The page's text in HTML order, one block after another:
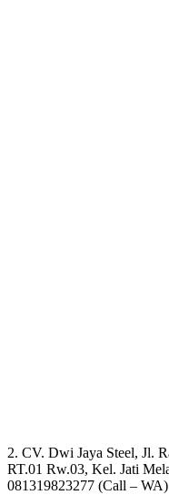
2. CV. Dwi Jaya Steel, Jl.
RT.01 Rw.03, Kel. Jati
081319823277 (Call – WA)